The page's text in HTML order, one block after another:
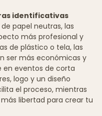
identificativas
papel neutras, las
más profesional y
de plástico o tela, las
ser más económicas y
en eventos de corta
logo y un diseño
el proceso, mientras
libertad para crear tu